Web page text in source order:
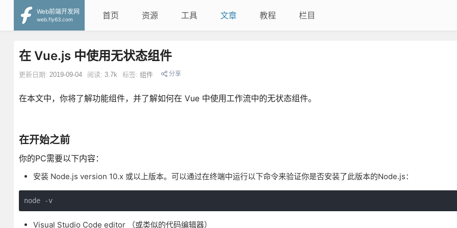
Web前端开发网
web.fly63.com
首页 资源 工具 文章 教程 栏目
在 Vue.js 中使用无状态组件
更新日期: 2019-09-04 阅读: 3.7k 标签: 组件 分享
在本文中，你将了解功能组件，并了解如何在 Vue 中使用工作流中的无状态组件。
在开始之前
你的PC需要以下内容：
安装 Node.js version 10.x 或以上版本。可以通过在终端中运行以下命令来验证你是否安装了此版本的Node.js：
node -v
Visual Studio Code editor （或类似的代码编辑器）